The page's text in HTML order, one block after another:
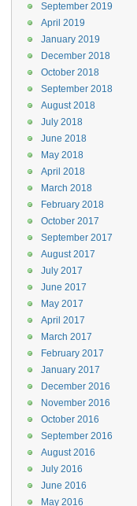
September 2019
April 2019
January 2019
December 2018
October 2018
September 2018
August 2018
July 2018
June 2018
May 2018
April 2018
March 2018
February 2018
October 2017
September 2017
August 2017
July 2017
June 2017
May 2017
April 2017
March 2017
February 2017
January 2017
December 2016
November 2016
October 2016
September 2016
August 2016
July 2016
June 2016
May 2016